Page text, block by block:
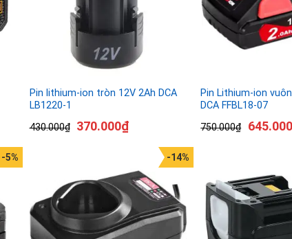
Pin lithium-ion tròn 12V 2Ah DCA
LB1220-1
430.000₫ 370.000₫
Pin Lithium-ion
DCA FFBL18-07
750.000₫ 645.000
-5% -14%